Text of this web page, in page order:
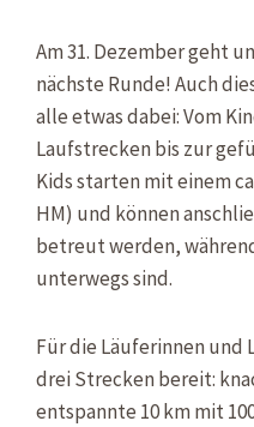
Am 31. Dezember geht
nächste Runde! Auch
alle etwas dabei: Vom
Laufstrecken bis zur
Kids starten mit einem
HM) und können
betreut werden,
unterwegs sind.
Für die Läuferinnen und
drei Strecken bereit:
entspannte 10 km mit